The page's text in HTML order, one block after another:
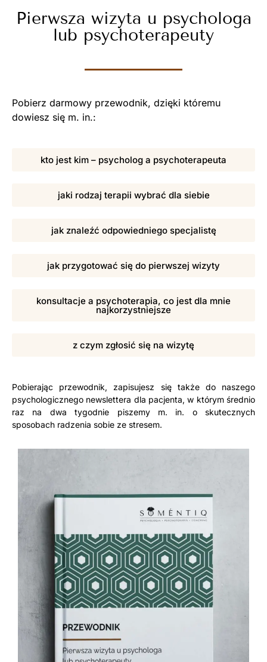
Pierwsza wizyta u psychologa
lub psychoterapeuty
Pobierz darmowy przewodnik, dzięki któremu
dowiesz się m. in.:
kto jest kim – psycholog a psychoterapeuta
jaki rodzaj terapii wybrać dla siebie
jak znaleźć odpowiedniego specjalistę
jak przygotować się do pierwszej wizyty
konsultacje a psychoterapia, co jest dla mnie
najkorzystniejsze
z czym zgłosić się na wizytę
Pobierając przewodnik, zapisujesz się także do naszego
psychologicznego newslettera dla pacjenta, w którym średnio
raz na dwa tygodnie piszemy m. in. o skutecznych
sposobach radzenia sobie ze stresem.